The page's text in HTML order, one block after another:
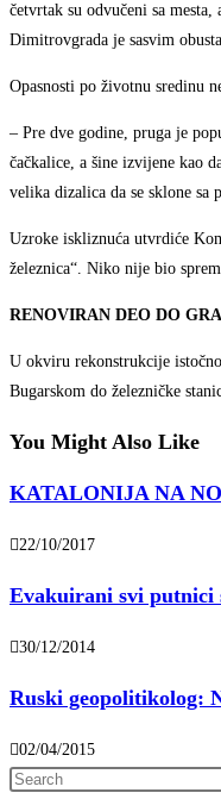
četvrtak su odvučeni sa
Dimitrovgrada je sasvim
Opasnosti po životnu sredinu
– Pre dve godine, pruga je
čačkalice, a šine izvijene kao
velika dizalica da se sklone sa
Uzroke iskliznuća utvrdiće
železnica“. Niko nije bio
RENOVIRAN DEO DO
U okviru rekonstrukcije
Bugarskom do železničke
You Might Also Like
KATALONIJA NA
22/10/2017
Evakuirani svi putnici
30/12/2014
Ruski geopolitikolog:
02/04/2015